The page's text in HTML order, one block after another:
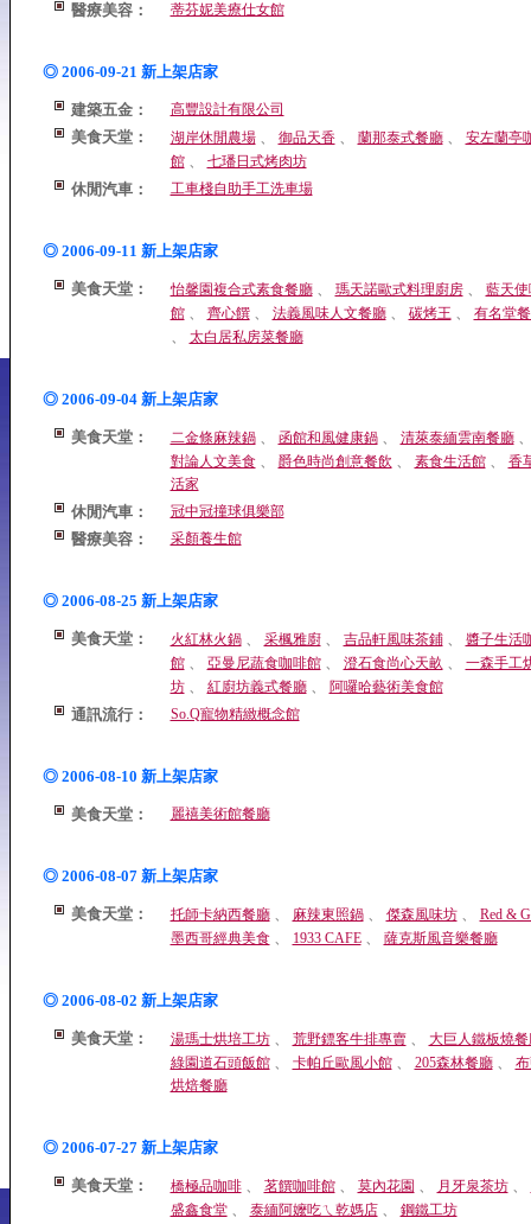
醫療美容： 蒂芬妮美療仕女館
◎ 2006-09-21 新上架店家
建築五金： 高豐設計有限公司
美食天堂： 湖岸休閒農場、 御品天香、 蘭那泰式餐廳、 安左蘭亭
館、 七璠日式烤肉坊
休閒汽車： 工車棧自助手工洗車場
◎ 2006-09-11 新上架店家
美食天堂： 怡馨園複合式素食餐廳、 瑪天諾歐式料理廚房、 藍天
館、 齊心饌、 法義風味人文餐廳、 碳烤王 、 有名堂
、 太白居私房菜餐廳
◎ 2006-09-04 新上架店家
美食天堂： 二金條麻辣鍋、 函館和風健康鍋、 清萊泰緬雲南餐廳
對論人文美食、 爵色時尚創意餐飲 、 素食生活館、 香
活家
休閒汽車： 冠中冠撞球俱樂部
醫療美容： 采顏養生館
◎ 2006-08-25 新上架店家
美食天堂： 火紅林火鍋、 采楓雅廚、 吉品軒風味茶鋪、 醬子生活
館、 亞曼尼蔬食咖啡館、 澄石食尚心天畝 、 一森手工
坊、 紅廚坊義式餐廳、 阿囉哈藝術美食館
通訊流行： So.Q寵物精緻概念館
◎ 2006-08-10 新上架店家
美食天堂： 麗禧美術館餐廳
◎ 2006-08-07 新上架店家
美食天堂： 托師卡納西餐廳、 麻辣東照鍋、 傑森風味坊、 Red &
墨西哥經典美食、 1933 CAFE、 薩克斯風音樂餐廳
◎ 2006-08-02 新上架店家
美食天堂： 湯瑪士烘培工坊、 荒野鏢客牛排專賣、 大巨人鐵板燒餐
綠園道石頭飯館、 卡帕丘歐風小館、 205森林餐廳、
烘焙餐廳
◎ 2006-07-27 新上架店家
美食天堂： 橋極品咖啡、 茗饌咖啡館、 莫內花園 、 月牙泉茶坊、
盛鑫食堂、 泰緬阿嬤吃ㄟ乾媽店、 鋼鐵工坊